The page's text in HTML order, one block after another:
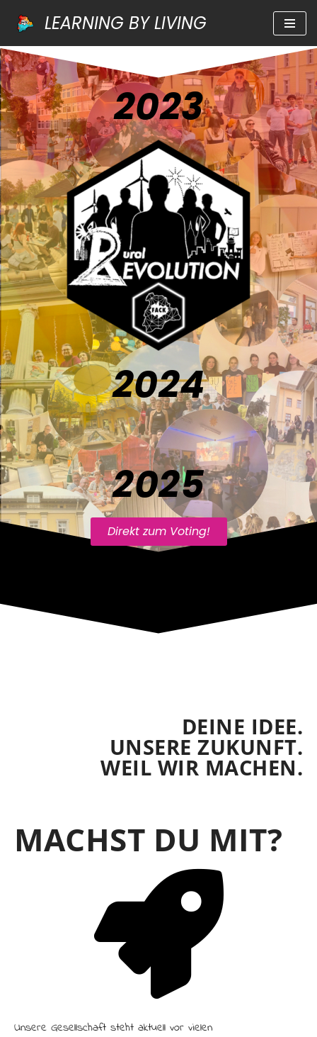
Inhalt
springen
LEARNING BY LIVING
2023
2024
2025
Direkt zum Voting!
DEINE IDEE.
UNSERE ZUKUNFT.
WEIL WIR MACHEN.
MACHST DU MIT?
Unsere Gesellschaft steht aktuell vor vielen